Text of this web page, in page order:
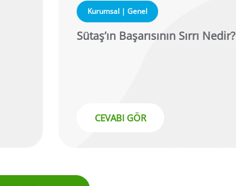
Kurumsal | Genel
Sütaş’ın Başarısının Sırrı Nedir?
CEVABI GÖR